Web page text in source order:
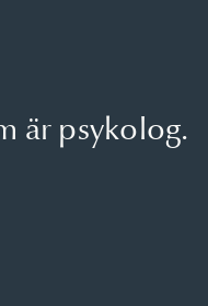
är psykolog.